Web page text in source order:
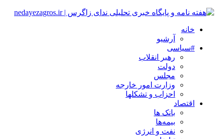
خانه
آرشیو
#سیاسی
رهبر انقلاب
دولت
مجلس
وزارت امور خارجه
احزاب و تشکلها
اقتصاد
بانک ها
بیمه‌ها
نفت و انرژی